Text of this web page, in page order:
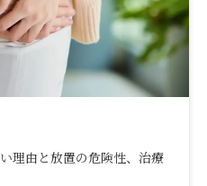
理由と放置の危険性、治療